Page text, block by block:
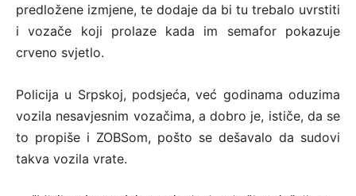
predložene izmjene, te dodaje da bi tu trebalo uvrstiti
i vozače koji prolaze kada im semafor pokazuje
crveno svjetlo.
Policija u Srpskoj, podsjeća, već godinama oduzima
vozila nesavjesnim vozačima, a dobro je, ističe, da se
to propiše i ZOBSom, pošto se dešavalo da sudovi
takva vozila vrate.